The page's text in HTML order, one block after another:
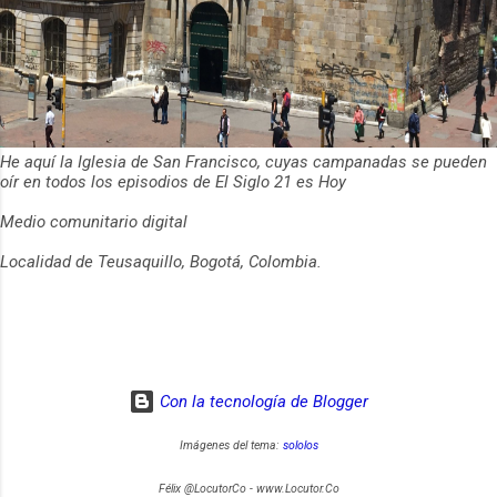
He aquí la Iglesia de San Francisco, cuyas campanadas se pueden
oír en todos los episodios de El Siglo 21 es Hoy
Medio comunitario digital
Localidad de Teusaquillo, Bogotá, Colombia.
Con la tecnología de Blogger
Imágenes del tema: sololos
Félix @LocutorCo - www.Locutor.Co